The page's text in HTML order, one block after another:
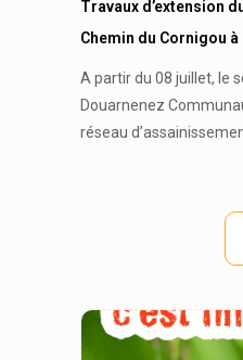
Travaux d’extension
Chemin du Cornigou à
A partir du 08 juillet, le
Douarnenez
réseau